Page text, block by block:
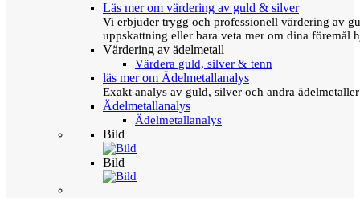
Läs mer om värdering av guld & silver
Vi erbjuder trygg och professionell värdering av
uppskattning eller bara veta mer om dina föremål
Värdering av ädelmetall
Värdera guld, silver & tenn
läs mer om Ädelmetallanalys
Exakt analys av guld, silver och andra
Ädelmetallanalys
Ädelmetallanalys
Bild
Bild